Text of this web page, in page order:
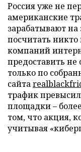
Россия уже не
американские
зарабатывают
посчитать
компаний
предоставить
только по
сайта
трафик
площадки –
том, что акция,
учитывая